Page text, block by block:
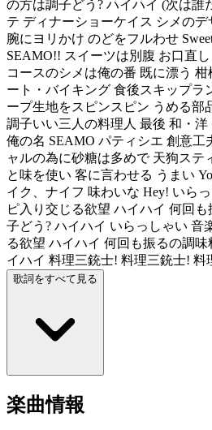
の方は調子どう? ハイハイ (次は誰
テ ディナーショーケイス シメのデ
腕にヨリかけ のどをフルわせ
SEAMO!! スイーツは別腹 お口直
コースのシメは俺の番 既に漂う
ート・バイキング 食後スキップラ
ープ生地をスピンスピン うめる部
調子いい三人の料理人 最後 和・
俺の名 SEAMO パティシエ 創意工
ャルの為に砂糖は多めで 天狗ステ
と味を使い 客に言わせる うまい
イク、ナイフ 味わいな Hey! いら
ピ入り交じる欲望 ハイハイ 何回
子どう? ハイハイ いらっしゃい 音
る欲望 ハイハイ 何回も振るの調
イハイ 料理三銃士! 料理三銃士! 料
歌詞をすべて見る
楽曲情報